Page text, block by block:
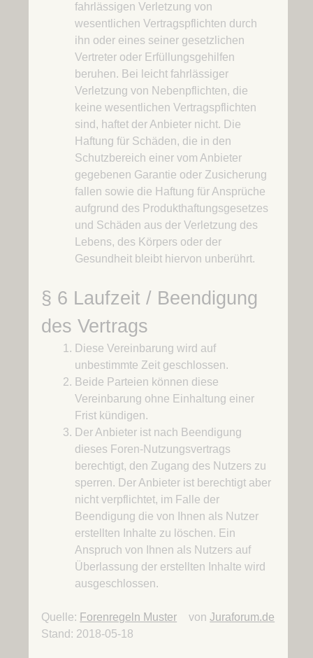
fahrlässigen Verletzung von
wesentlichen Vertragspflichten durch
ihn oder eines seiner gesetzlichen
Vertreter oder Erfüllungsgehilfen
beruhen. Bei leicht fahrlässiger
Verletzung von Nebenpflichten, die
keine wesentlichen Vertragspflichten
sind, haftet der Anbieter nicht. Die
Haftung für Schäden, die in den
Schutzbereich einer vom Anbieter
gegebenen Garantie oder Zusicherung
fallen sowie die Haftung für Ansprüche
aufgrund des Produkthaftungsgesetzes
und Schäden aus der Verletzung des
Lebens, des Körpers oder der
Gesundheit bleibt hiervon unberührt.
§ 6 Laufzeit / Beendigung
des Vertrags
Diese Vereinbarung wird auf
unbestimmte Zeit geschlossen.
Beide Parteien können diese
Vereinbarung ohne Einhaltung einer
Frist kündigen.
Der Anbieter ist nach Beendigung
dieses Foren-Nutzungsvertrags
berechtigt, den Zugang des Nutzers zu
sperren. Der Anbieter ist berechtigt aber
nicht verpflichtet, im Falle der
Beendigung die von Ihnen als Nutzer
erstellten Inhalte zu löschen. Ein
Anspruch von Ihnen als Nutzers auf
Überlassung der erstellten Inhalte wird
ausgeschlossen.
Quelle: Forenregeln Muster vonJuraforum.de
Stand: 2018-05-18